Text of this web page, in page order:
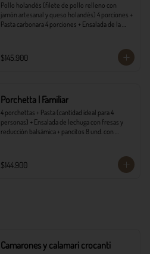
Pollo holandés (filete de pollo relleno con
jamón artesanal y queso holandés) 4 porciones +
Pasta carbonara 4 porciones + Ensalada de la
$145.900
Porchetta | Familiar
4 porchettas + Pasta (cantidad ideal para 4
personas) + Ensalada de lechuga con fresas y
reducción balsámica + pancitos 8 und. con
$144.900
Camarones y calamari crocanti